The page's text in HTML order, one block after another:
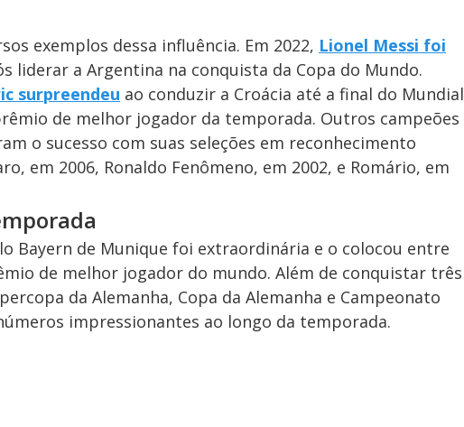
exemplos dessa influência. Em 2022, Lionel Messi foi
liderar a Argentina na conquista da Copa do Mundo.
surpreendeu ao conduzir a Croácia até a final do Mundial
de melhor jogador da temporada. Outros campeões
o sucesso com suas seleções em reconhecimento
em 2006, Ronaldo Fenômeno, em 2002, e Romário, em
Bayern de Munique foi extraordinária e o colocou entre
de melhor jogador do mundo. Além de conquistar três
da Alemanha, Copa da Alemanha e Campeonato
impressionantes ao longo da temporada.